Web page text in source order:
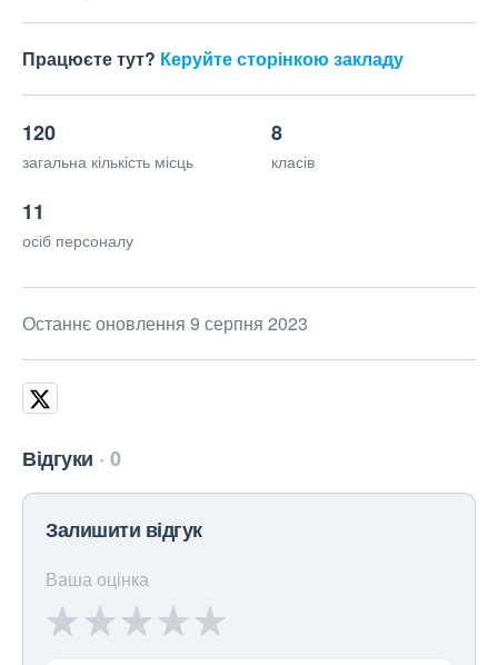
Працюєте тут? Керуйте сторінкою закладу
120
загальна кількість місць
8
класів
11
осіб персоналу
Останнє оновлення 9 серпня 2023
Відгуки 0
Залишити відгук
Ваша оцінка